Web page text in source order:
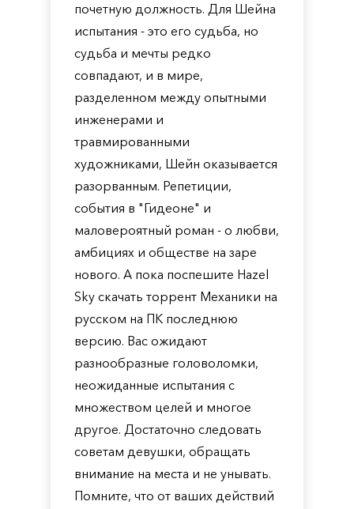
почетную должность. Для Шейна
испытания - это его судьба, но
судьба и мечты редко
совпадают, и в мире,
разделенном между опытными
инженерами и
травмированными
художниками, Шейн оказывается
разорванным. Репетиции,
события в "Гидеоне" и
маловероятный роман - о любви,
амбициях и обществе на заре
нового. А пока поспешите Hazel
Sky скачать торрент Механики на
русском на ПК последнюю
версию. Вас ожидают
разнообразные головоломки,
неожиданные испытания с
множеством целей и многое
другое. Достаточно следовать
советам девушки, обращать
внимание на места и не унывать.
Помните, что от ваших действий